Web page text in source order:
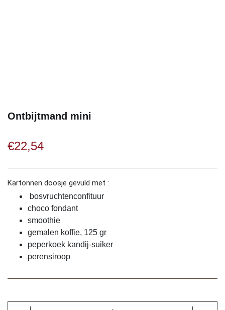
Ontbijtmand mini
€22,54
Kartonnen doosje gevuld met :
bosvruchtenconfituur
choco fondant
smoothie
gemalen koffie, 125 gr
peperkoek kandij-suiker
perensiroop
Ontbijtmand